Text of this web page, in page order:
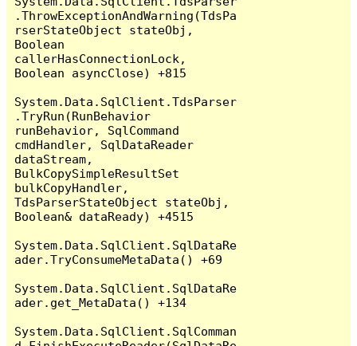
.ThrowExceptionAndWarning(TdsPa
rserStateObject stateObj,
Boolean
callerHasConnectionLock,
Boolean asyncClose) +815
System.Data.SqlClient.TdsParser
.TryRun(RunBehavior
runBehavior, SqlCommand
cmdHandler, SqlDataReader
dataStream,
BulkCopySimpleResultSet
bulkCopyHandler,
TdsParserStateObject stateObj,
Boolean& dataReady) +4515
System.Data.SqlClient.SqlDataRe
ader.TryConsumeMetaData() +69
System.Data.SqlClient.SqlDataRe
ader.get_MetaData() +134
System.Data.SqlClient.SqlComman